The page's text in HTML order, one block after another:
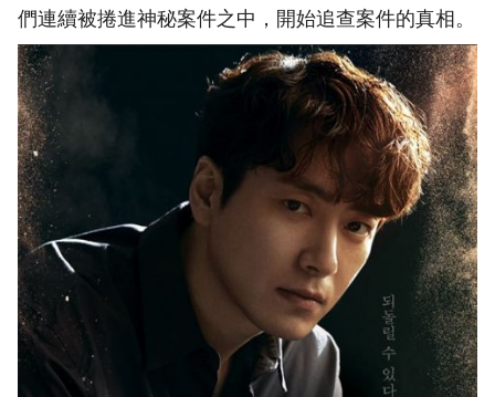
們連續被捲進神秘案件之中，開始追查案件的真相。